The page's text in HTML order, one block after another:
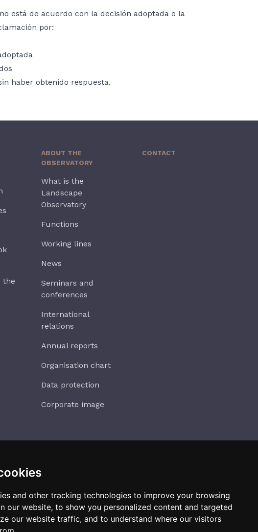
and other tracking technologies to improve your browsing
our website, to show you personalized content and targeted
our website traffic, and to understand where our visitors
está de acuerdo con la decisión adoptada o la
por:
haber obtenido respuesta.
the
ABOUT THE
OBSERVATORY
What is the
Landscape
Observatory
Functions
Working lines
News
Seminars and
conferences
International
relations
Annual reports
Organisation chart
Data protection
Corporate image
CONTACT